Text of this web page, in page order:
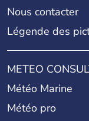
Nous contacter
Légende des
METEO
Météo Marine
Météo pro